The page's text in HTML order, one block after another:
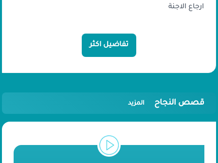
ارجاع الاجنة
تفاضيل اكثر
قصص النجاح المزيد